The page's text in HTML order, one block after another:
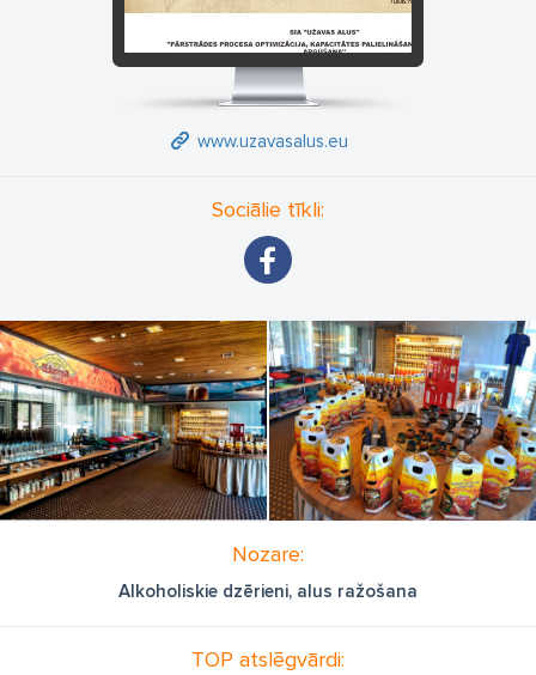
www.uzavasalus.eu
Sociālie tīkli:
Nozare:
Alkoholiskie dzērieni, alus ražošana
TOP atslēgvārdi: